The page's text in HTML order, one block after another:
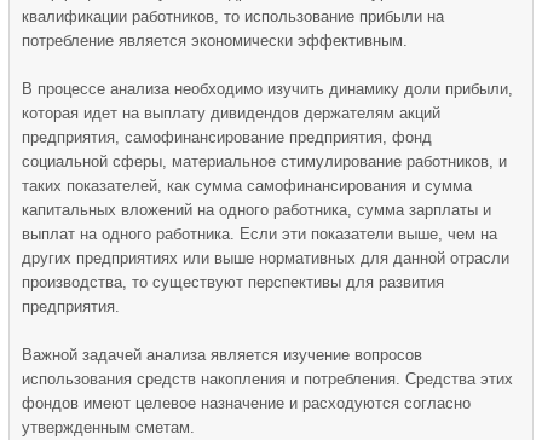
квалификации работников, то использование прибыли на
потребление является экономически эффективным.
В процессе анализа необходимо изучить динамику доли прибыли,
которая идет на выплату дивидендов держателям акций
предприятия, самофинансирование предприятия, фонд
социальной сферы, материальное стимулирование работников, и
таких показателей, как сумма самофинансирования и сумма
капитальных вложений на одного работника, сумма зарплаты и
выплат на одного работника. Если эти показатели выше, чем на
других предприятиях или выше нормативных для данной отрасли
производства, то существуют перспективы для развития
предприятия.
Важной задачей анализа является изучение вопросов
использования средств накопления и потребления. Средства этих
фондов имеют целевое назначение и расходуются согласно
утвержденным сметам.